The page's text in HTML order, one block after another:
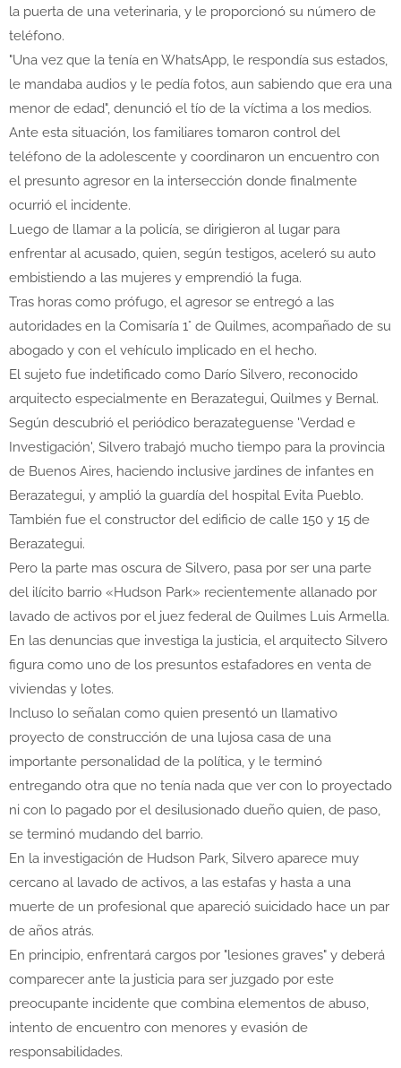
la puerta de una veterinaria, y le proporcionó su número de
teléfono.
"Una vez que la tenía en WhatsApp, le respondía sus estados,
le mandaba audios y le pedía fotos, aun sabiendo que era una
menor de edad", denunció el tío de la víctima a los medios.
Ante esta situación, los familiares tomaron control del
teléfono de la adolescente y coordinaron un encuentro con
el presunto agresor en la intersección donde finalmente
ocurrió el incidente.
Luego de llamar a la policía, se dirigieron al lugar para
enfrentar al acusado, quien, según testigos, aceleró su auto
embistiendo a las mujeres y emprendió la fuga.
Tras horas como prófugo, el agresor se entregó a las
autoridades en la Comisaría 1° de Quilmes, acompañado de su
abogado y con el vehículo implicado en el hecho.
El sujeto fue indetificado como Darío Silvero, reconocido
arquitecto especialmente en Berazategui, Quilmes y Bernal.
Según descubrió el periódico berazateguense 'Verdad e
Investigación', Silvero trabajó mucho tiempo para la provincia
de Buenos Aires, haciendo inclusive jardines de infantes en
Berazategui, y amplió la guardía del hospital Evita Pueblo.
También fue el constructor del edificio de calle 150 y 15 de
Berazategui.
Pero la parte mas oscura de Silvero, pasa por ser una parte
del ilícito barrio «Hudson Park» recientemente allanado por
lavado de activos por el juez federal de Quilmes Luis Armella.
En las denuncias que investiga la justicia, el arquitecto Silvero
figura como uno de los presuntos estafadores en venta de
viviendas y lotes.
Incluso lo señalan como quien presentó un llamativo
proyecto de construcción de una lujosa casa de una
importante personalidad de la política, y le terminó
entregando otra que no tenía nada que ver con lo proyectado
ni con lo pagado por el desilusionado dueño quien, de paso,
se terminó mudando del barrio.
En la investigación de Hudson Park, Silvero aparece muy
cercano al lavado de activos, a las estafas y hasta a una
muerte de un profesional que apareció suicidado hace un par
de años atrás.
En principio, enfrentará cargos por "lesiones graves" y deberá
comparecer ante la justicia para ser juzgado por este
preocupante incidente que combina elementos de abuso,
intento de encuentro con menores y evasión de
responsabilidades.